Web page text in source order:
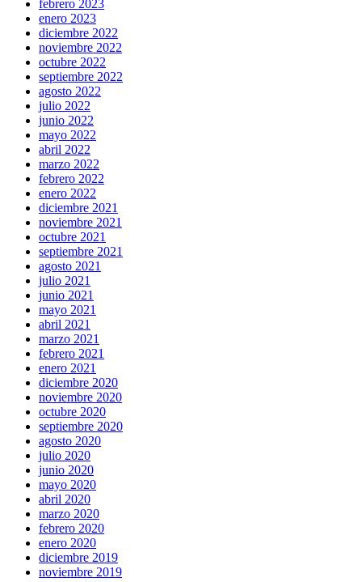
febrero 2023
enero 2023
diciembre 2022
noviembre 2022
octubre 2022
septiembre 2022
agosto 2022
julio 2022
junio 2022
mayo 2022
abril 2022
marzo 2022
febrero 2022
enero 2022
diciembre 2021
noviembre 2021
octubre 2021
septiembre 2021
agosto 2021
julio 2021
junio 2021
mayo 2021
abril 2021
marzo 2021
febrero 2021
enero 2021
diciembre 2020
noviembre 2020
octubre 2020
septiembre 2020
agosto 2020
julio 2020
junio 2020
mayo 2020
abril 2020
marzo 2020
febrero 2020
enero 2020
diciembre 2019
noviembre 2019